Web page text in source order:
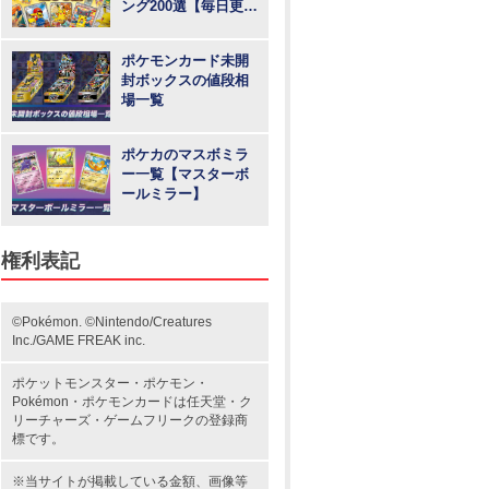
ング200選【毎日更
ポケモンカード未開
封ボックスの値段相
場一覧
ポケカのマスボミラ
ー一覧【マスターボ
ールミラー】
権利表記
©Pokémon. ©Nintendo/Creatures
Inc./GAME FREAK inc.
ポケットモンスター ・ポケモン・
Pokémon・ ポケモンカードは任天堂・ ク
リーチャーズ ・ ゲームフリークの登録商
標です。
※当サイトが掲載している金額、画像等